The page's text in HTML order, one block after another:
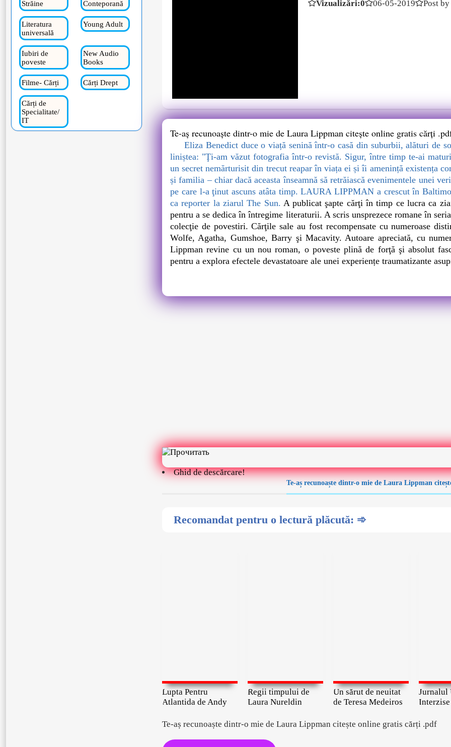
Vizualizări:0 06-05-2019 Post
Te-aș recunoaște dintr-o mie de Laura Lippman citește online gratis cărți
Eliza Benedict duce o viață senină într-o casă din suburbii, alături de
liniștea: "Ţi-am văzut fotografia într-o revistă. Sigur, între timp te-ai
un secret nemărturisit din trecut reapar în viața ei și îi amenință existența
și familia – chiar dacă aceasta înseamnă să retrăiască evenimentele unei
pe care l-a ţinut ascuns atâta timp. LAURA LIPPMAN a crescut în
ca reporter la ziarul The Sun. A publicat şapte cărţi în timp ce lucra ca
pentru a se dedica în întregime literaturii. A scris unsprezece romane în
colecţie de povestiri. Cărţile sale au fost recompensate cu numeroase
Wolfe, Agatha, Gumshoe, Barry şi Macavity. Autoare apreciată, cu
Lippman revine cu un nou roman, o poveste plină de forţă şi absolut
pentru a explora efectele devastatoare ale unei experiențe traumatizante
Ghid de descărcare!
Te-aș recunoaște dintr-o mie de Laura Lippman
Recomandat pentru o lectură plăcută: ➾
Lupta Pentru
Atlantida de Andy
Regii timpului de
Laura Nureldin
Un sărut de neuitat
de Teresa Medeiros
Jurnalul
Te-aș recunoaște dintr-o mie de Laura Lippman citește online gratis cărți .pdf
Străine
Conteporană
Literatura
universală
Young Adult
Iubiri de
poveste
New Audio
Books
Filme- Cărți Cărți Drept
Cărți de
Specialitate/
IT